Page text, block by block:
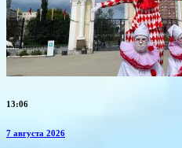
13:06
7 августа 2026